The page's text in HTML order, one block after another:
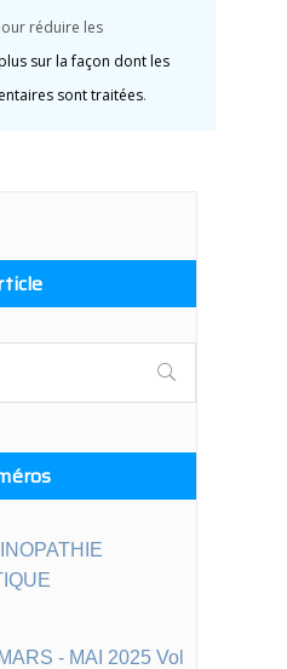
réduire les
sur la façon dont les
sont traitées.
- MAI 2025 Vol